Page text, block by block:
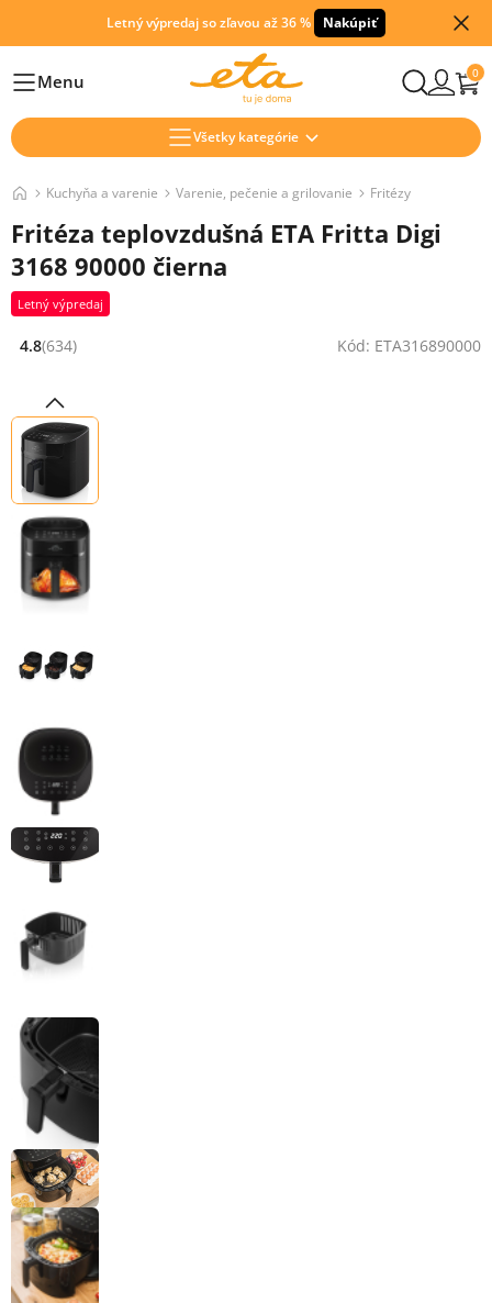
Letný výpredaj so zľavou až 36 % Nakúpiť
HlavníMenu 0
Všetky kategórie
Kuchyňa a varenie Varenie, pečenie a grilovanie Fritézy
Fritéza teplovzdušná ETA Fritta Digi
3168 90000 čierna
Letný výpredaj
Hodnocení: 4.8 z 5 (634 recenzí)
4.8(634) Kód: ETA316890000